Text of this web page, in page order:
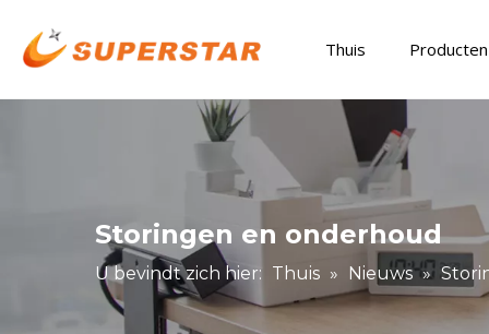
Thuis Producten
Storingen en onderhoud
U bevindt zich hier: Thuis » Nieuws »